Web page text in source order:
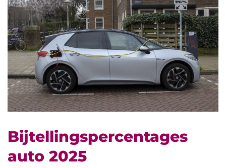
Bijtellingspercentages
auto 2025